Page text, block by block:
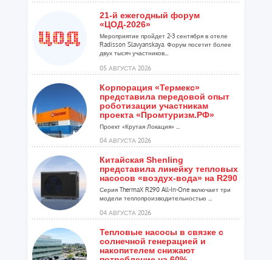
21-й ежегодный форум
«ЦОД-2026»
Мероприятие пройдет 2-3 сентября в отеле
Radisson Slavyanskaya. Форум посетит более
двух тысяч участников...
05 АВГУСТА 2026
Корпорация «Термекс»
представила передовой опыт
роботизации участникам
проекта «Промтуризм.РФ»
Проект «Крутая Локация» ...
04 АВГУСТА 2026
Китайская Shenling
представила линейку тепловых
насосов «воздух-вода» на R290
Серия ThermaX R290 All-In-One включает три
модели теплопроизводительностью ...
04 АВГУСТА 2026
Тепловые насосы в связке с
солнечной генерацией и
накопителем снижают